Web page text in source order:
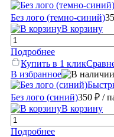
Без лого (темно-синий)
В корзину
Подробнее
Купить в 1 клик
В избранное
Без лого (синий)350 ₽ /
В корзину
Подробнее